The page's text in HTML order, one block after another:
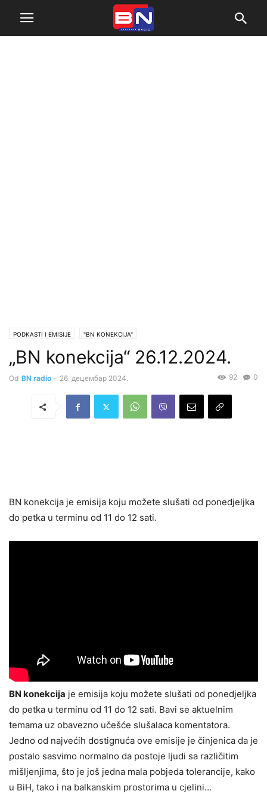
PODKASTI I EMISIJE "BN KONEKCIJA"
„BN konekcija“ 26.12.2024.
Od BN radio - 26. децембар 2024. 0
92
BN konekcija je emisija koju možete slušati od ponedjeljka
do petka u terminu od 11 do 12 sati.
BN konekcija je emisija koju možete slušati od ponedjeljka
do petka u terminu od 11 do 12 sati. Bavi se aktuelnim
temama uz obavezno učešće slušalaca komentatora.
Jedno od najvećih dostignuća ove emisije je činjenica da je
postalo sasvimo normalno da postoje ljudi sa različitim
mišljenjima, što je još jedna mala pobjeda tolerancije, kako
u BiH, tako i na balkanskim prostorima u cjelini…